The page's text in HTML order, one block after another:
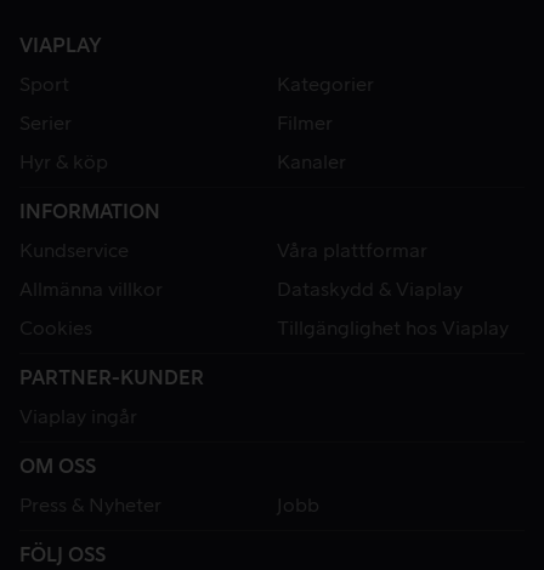
VIAPLAY
Sport
Kategorier
Serier
Filmer
Hyr & köp
Kanaler
INFORMATION
Kundservice
Våra plattformar
Allmänna villkor
Dataskydd & Viaplay
Cookies
Tillgänglighet hos Viaplay
PARTNER-KUNDER
Viaplay ingår
OM OSS
Press & Nyheter
Jobb
FÖLJ OSS